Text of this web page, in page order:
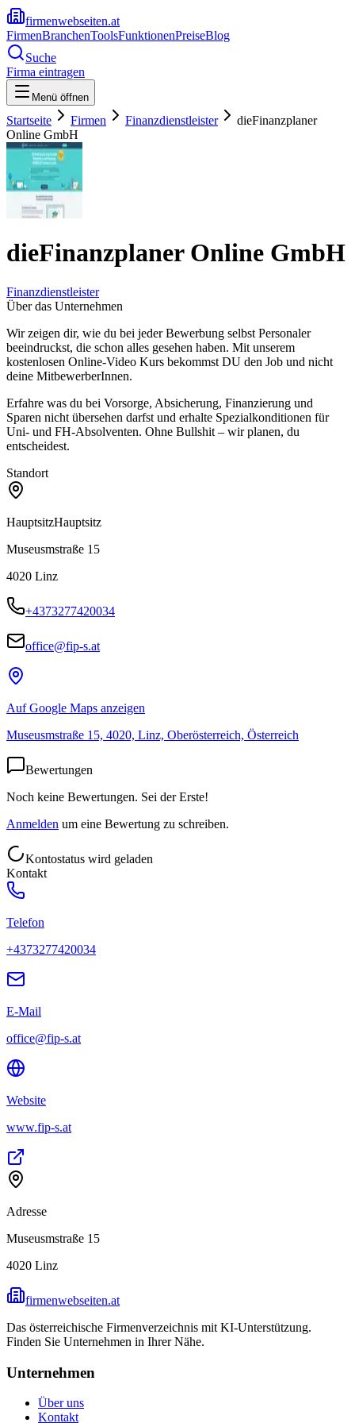
firmenwebseiten.at
FirmenBranchenToolsFunktionenPreiseBlog
Suche
Firma eintragen
Menü öffnen
Startseite Firmen Finanzdienstleister
dieFinanzplaner
Online GmbH
dieFinanzplaner Online GmbH
Finanzdienstleister
Über das Unternehmen
Wir zeigen dir, wie du bei jeder Bewerbung selbst Personaler
beeindruckst, die schon alles gesehen haben. Mit unserem
kostenlosen Online-Video Kurs bekommst DU den Job und nicht
deine MitbewerberInnen.
Erfahre was du bei Vorsorge, Absicherung, Finanzierung und
Sparen nicht übersehen darfst und erhalte Spezialkonditionen für
Uni- und FH-Absolventen. Ohne Bullshit – wir planen, du
entscheidest.
Standort
HauptsitzHauptsitz
Museusmstraße 15
4020 Linz
+4373277420034
office@fip-s.at
Auf Google Maps anzeigen
Museusmstraße 15, 4020, Linz, Oberösterreich, Österreich
Bewertungen
Noch keine Bewertungen. Sei der Erste!
Anmelden um eine Bewertung zu schreiben.
Kontostatus wird geladen
Kontakt
Telefon
+4373277420034
E-Mail
office@fip-s.at
Website
www.fip-s.at
Adresse
Museusmstraße 15
4020 Linz
firmenwebseiten.at
Das österreichische Firmenverzeichnis mit KI-Unterstützung.
Finden Sie Unternehmen in Ihrer Nähe.
Unternehmen
Über uns
Kontakt